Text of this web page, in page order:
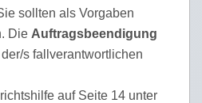
sollten als Vorgaben
Die Auftragsbeendigung
s fallverantwortlichen
auf Seite 14 unter